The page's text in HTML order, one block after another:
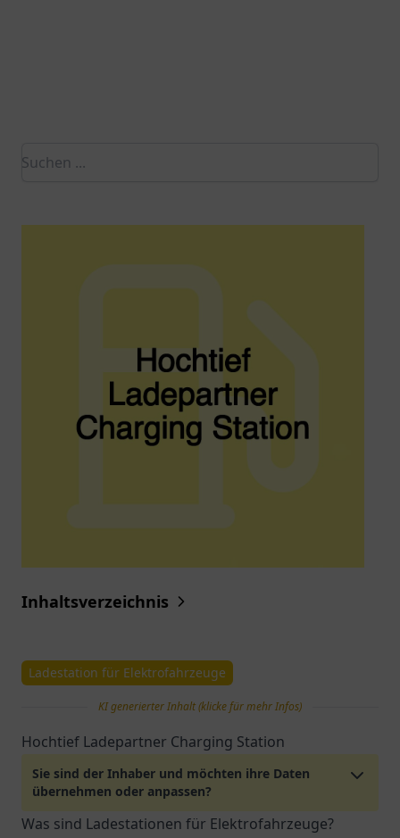
Inhaltsverzeichnis
Ladestation für Elektrofahrzeuge
KI generierter Inhalt (klicke für mehr Infos)
Hochtief Ladepartner Charging Station
Sie sind der Inhaber und möchten ihre Daten
übernehmen oder anpassen?
Was sind Ladestationen für Elektrofahrzeuge?